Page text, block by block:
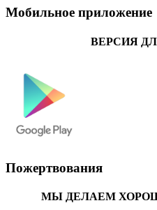
Мобильное приложение
ВЕРСИЯ
Пожертвования
МЫ ДЕЛАЕМ